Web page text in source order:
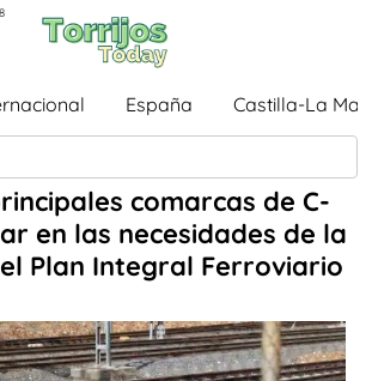
España Castilla-La
comarcas de C-
en las necesidades de la
Plan Integral Ferroviario